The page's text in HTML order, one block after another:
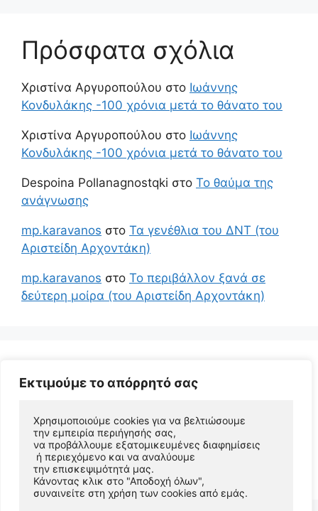
Εκτιμούμε το απόρρητό σας
Χρησιμοποιούμε cookies για να βελτιώσουμε
την εμπειρία περιήγησής σας,
να προβάλλουμε εξατομικευμένες διαφημίσεις
ή περιεχόμενο και να αναλύουμε
την επισκεψιμότητά μας.
Κάνοντας κλικ στο "Αποδοχή όλων",
συναινείτε στη χρήση των cookies από εμάς.
Πρόσφατα σχόλια
Χριστίνα Αργυροπούλου στο Ιωάννης
Κονδυλάκης -100 χρόνια μετά το θάνατο του
Χριστίνα Αργυροπούλου στο Ιωάννης
Κονδυλάκης -100 χρόνια μετά το θάνατο του
Despoina Pollanagnostqki στο Το θαύμα της
ανάγνωσης
mp.karavanos στο Τα γενέθλια του ΔΝΤ (του
Αριστείδη Αρχοντάκη)
mp.karavanos στο Το περιβάλλον ξανά σε
δεύτερη μοίρα (του Αριστείδη Αρχοντάκη)
© 2026 Αριστείδης Αρχοντάκης Φυσικός Συγγραφέας
• Φτιαγμένο μεGeneratePress